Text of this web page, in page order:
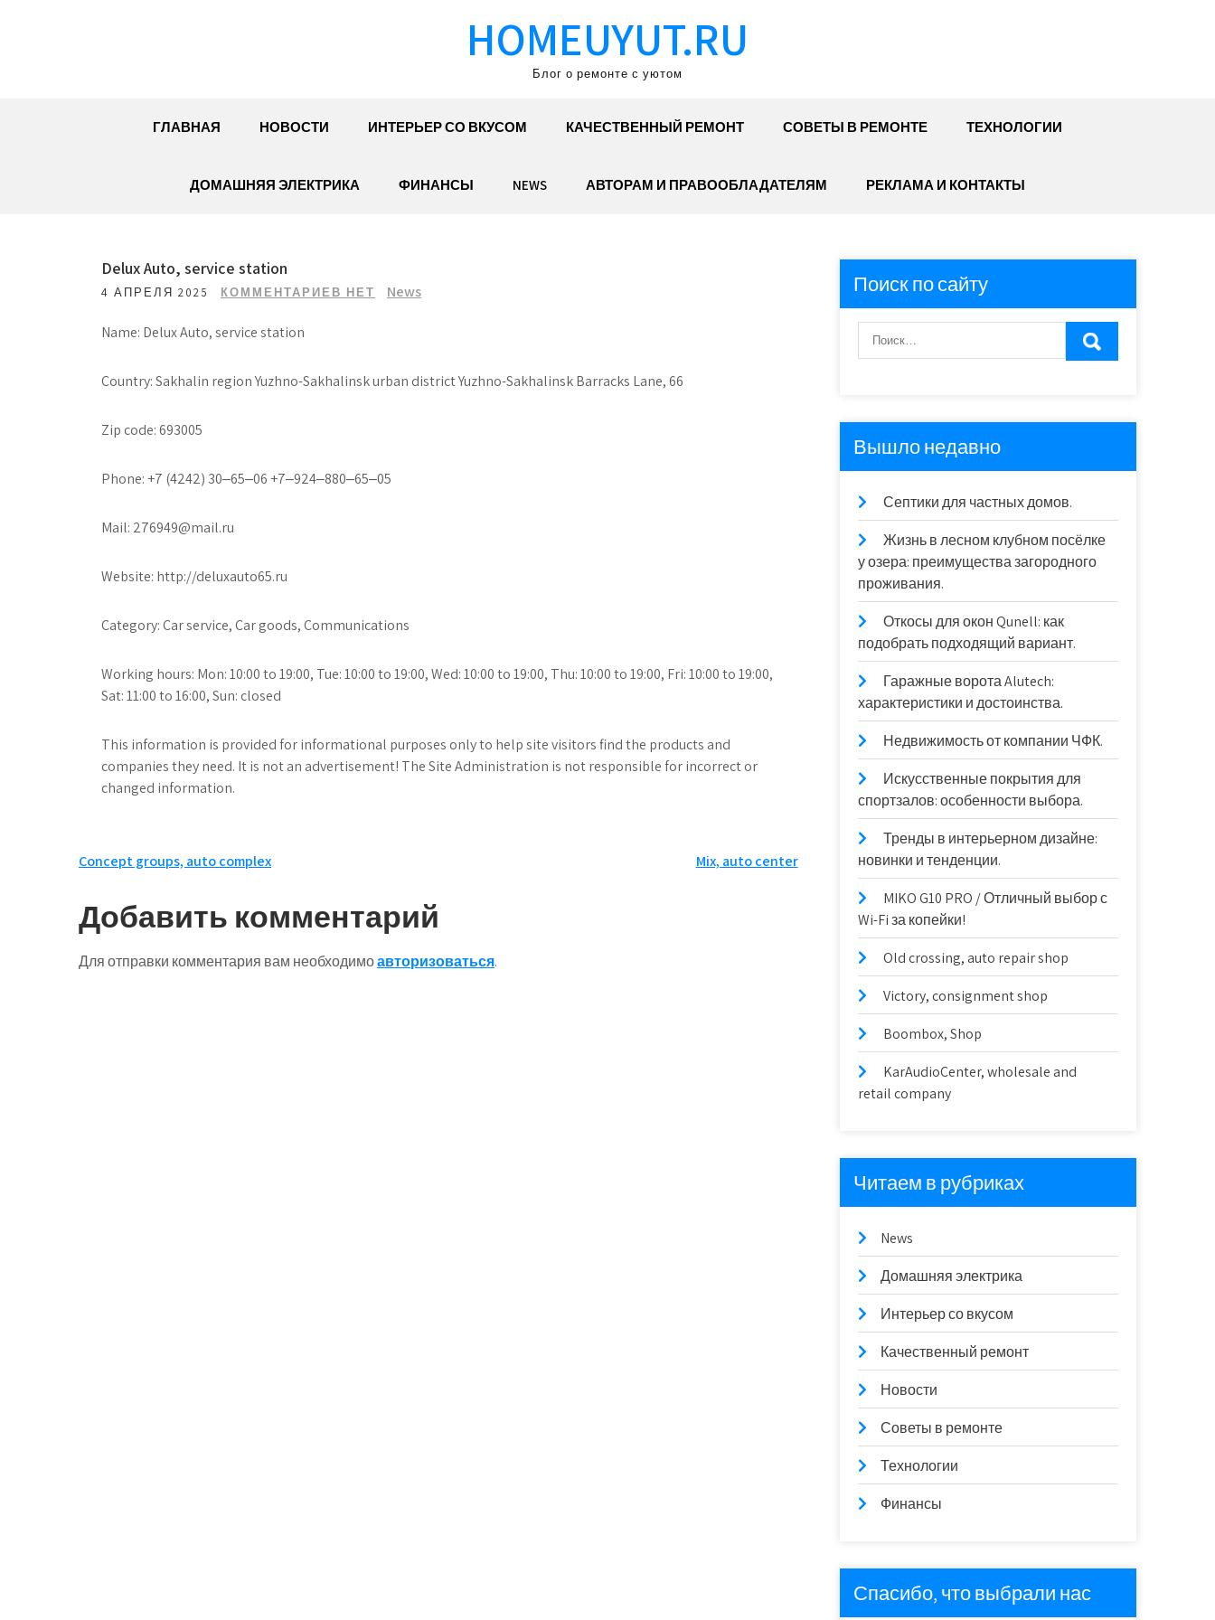
HOMEUYUT.RU
Блог о ремонте с уютом
ГЛАВНАЯ НОВОСТИ ИНТЕРЬЕР СО ВКУСОМ КАЧЕСТВЕННЫЙ РЕМОНТ СОВЕТЫ В РЕМОНТЕ ТЕХНОЛОГИИ
ДОМАШНЯЯ ЭЛЕКТРИКА ФИНАНСЫ NEWS АВТОРАМ И ПРАВООБЛАДАТЕЛЯМ РЕКЛАМА И КОНТАКТЫ
Delux Auto, service station
4 АПРЕЛЯ 2025 КОММЕНТАРИЕВ НЕТ News
Name: Delux Auto, service station
Country: Sakhalin region Yuzhno-Sakhalinsk urban district Yuzhno-Sakhalinsk Barracks Lane, 66
Zip code: 693005
Phone: +7 (4242) 30‒65‒06 +7‒924‒880‒65‒05
Mail: 276949@mail.ru
Website: http://deluxauto65.ru
Category: Car service, Car goods, Communications
Working hours: Mon: 10:00 to 19:00, Tue: 10:00 to 19:00, Wed: 10:00 to 19:00, Thu: 10:00 to 19:00, Fri: 10:00 to 19:00,
Sat: 11:00 to 16:00, Sun: closed
This information is provided for informational purposes only to help site visitors find the products and
companies they need. It is not an advertisement! The Site Administration is not responsible for incorrect or
changed information.
Навигация
по
записям
Concept groups, auto complex Mix, auto center
Добавить комментарий
Для отправки комментария вам необходимоавторизоваться.
Поиск по сайту
Вышло недавно
Септики для частных домов.
Жизнь в лесном клубном посёлке
у озера: преимущества загородного
проживания.
Откосы для окон Qunell: как
подобрать подходящий вариант.
Гаражные ворота Alutech:
характеристики и достоинства.
Недвижимость от компании ЧФК.
Искусственные покрытия для
спортзалов: особенности выбора.
Тренды в интерьерном дизайне:
новинки и тенденции.
MIKO G10 PRO / Отличный выбор с
Wi-Fi за копейки!
Old crossing, auto repair shop
Victory, consignment shop
Boombox, Shop
KarAudioCenter, wholesale and
retail company
Читаем в рубриках
News
Домашняя электрика
Интерьер со вкусом
Качественный ремонт
Новости
Советы в ремонте
Технологии
Финансы
Спасибо, что выбрали нас